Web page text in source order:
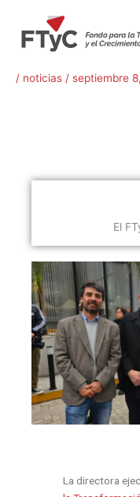
contenido
/ noticias / septiembre
El
La directora